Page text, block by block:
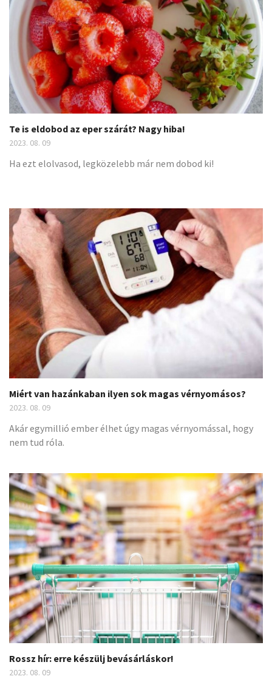
Te is eldobod az eper szárát? Nagy hiba!
2023. 08. 09
Ha ezt elolvasod, legközelebb már nem dobod ki!
Miért van hazánkaban ilyen sok magas vérnyomásos?
2023. 08. 09
Akár egymillió ember élhet úgy magas vérnyomással, hogy
nem tud róla.
Rossz hír: erre készülj bevásárláskor!
2023. 08. 09